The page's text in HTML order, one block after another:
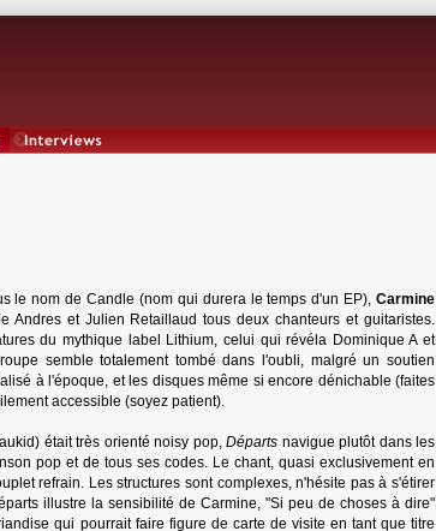
le nom de Candle (nom qui durera le temps d'un EP), Carmine
Andres et Julien Retaillaud tous deux chanteurs et guitaristes.
du mythique label Lithium, celui qui révéla Dominique A et
semble totalement tombé dans l'oubli, malgré un soutien
à l'époque, et les disques même si encore dénichable (faites
accessible (soyez patient).
était très orienté noisy pop, Départs navigue plutôt dans les
pop et de tous ses codes. Le chant, quasi exclusivement en
refrain. Les structures sont complexes, n'hésite pas à s'étirer
illustre la sensibilité de Carmine, "Si peu de choses à dire"
qui pourrait faire figure de carte de visite en tant que titre